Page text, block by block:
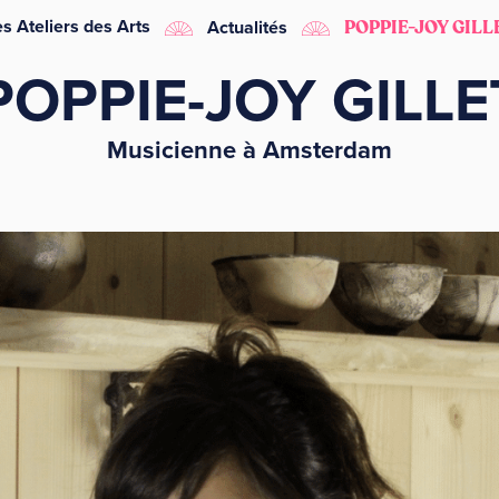
Ateliers des Arts Actualités POPPIE-JOY
JOY
Musicienne à Amsterdam